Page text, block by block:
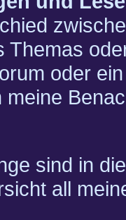
Themas
oder
sind in
all